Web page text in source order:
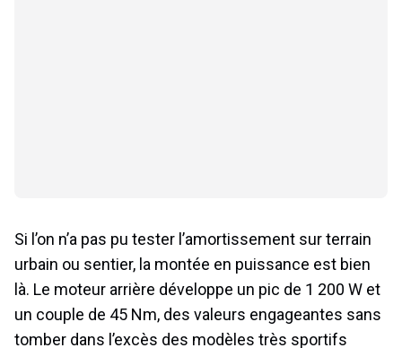
Si l’on n’a pas pu tester l’amortissement sur terrain
urbain ou sentier, la montée en puissance est bien
là. Le moteur arrière développe un pic de 1 200 W et
un couple de 45 Nm, des valeurs engageantes sans
tomber dans l’excès des modèles très sportifs